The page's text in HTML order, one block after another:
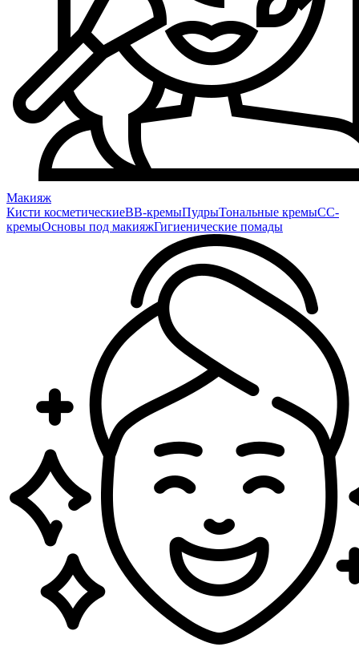
Макияж
Кисти косметическиеBB-кремыПудрыТональные кремыCC-
кремыОсновы под макияжГигиенические помады